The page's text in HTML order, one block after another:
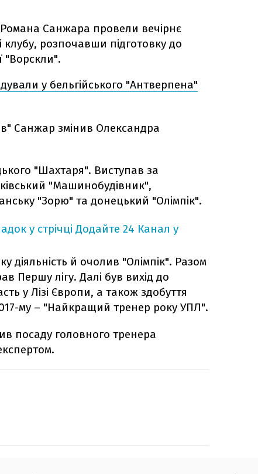
Санжара провели вечірнє
клубу, розпочавши підготовку до
"Ворскли".
у бельгійського "Антверпена"
Санжар змінив Олександра
"Шахтаря". Виступав за
"Машинобудівник",
"Зорю" та донецький "Олімпік".
у стрічці Додайте 24 Канал у
діяльність й очолив "Олімпік". Разом
Першу лігу. Далі був вихід до
у Лізі Європи, а також здобуття
му – "Найкращий тренер року УПЛ".
посаду головного тренера